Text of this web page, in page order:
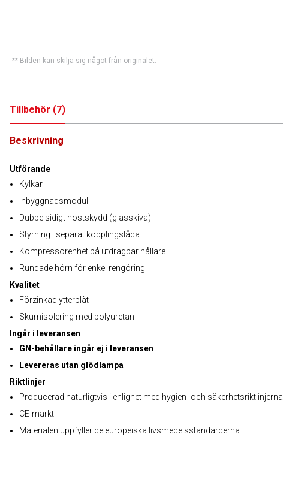
** Bilden kan skilja sig något från originalet.
Tillbehör (7)
Beskrivning
Utförande
Kylkar
Inbyggnadsmodul
Dubbelsidigt hostskydd (glasskiva)
Styrning i separat kopplingslåda
Kompressorenhet på utdragbar hållare
Rundade hörn för enkel rengöring
Kvalitet
Förzinkad ytterplåt
Skumisolering med polyuretan
Ingår i leveransen
GN-behållare ingår ej i leveransen
Levereras utan glödlampa
Riktlinjer
Producerad naturligtvis i enlighet med hygien- och säkerhetsriktlinjerna.
CE-märkt
Materialen uppfyller de europeiska livsmedelsstandarderna